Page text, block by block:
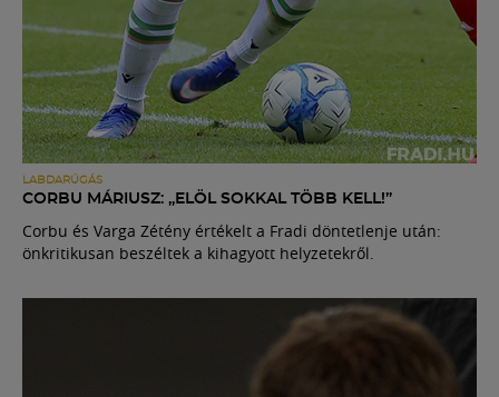
LABDARÚGÁS
CORBU MÁRIUSZ: „ELÖL SOKKAL TÖBB KELL!”
Corbu és Varga Zétény értékelt a Fradi döntetlenje után:
önkritikusan beszéltek a kihagyott helyzetekről.